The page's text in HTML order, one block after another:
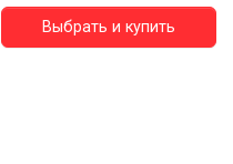
Выбрать и купить